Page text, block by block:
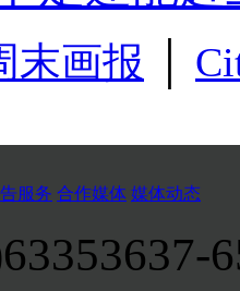
末画报
服务 合作媒体 媒体动态